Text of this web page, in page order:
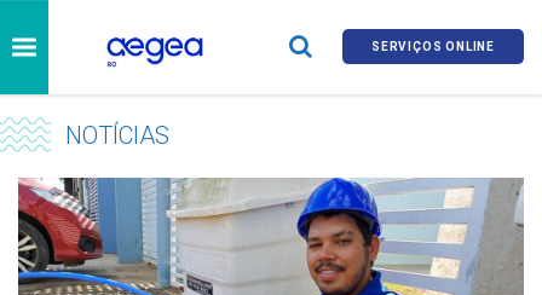
SERVIÇOS ONLINE
NOTÍCIAS